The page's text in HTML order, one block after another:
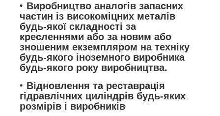
Виробництво аналогів запасних
частин із високоміцних металів
будь-якої складності за
кресленнями або за новим або
зношеним екземпляром на техніку
будь-якого іноземного виробника
будь-якого року виробництва.
Відновлення та реставрація
гідравлічних циліндрів будь-яких
розмірів і виробників